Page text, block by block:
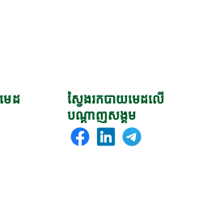
ស្វែងរកបាយមេដលើ
បណ្តាញសង្គម
េដ